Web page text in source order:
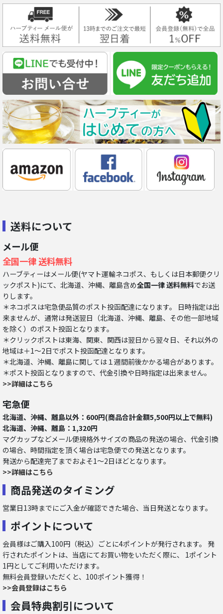
送料について
メール便
全国一律 送料無料
ハーブティーはメール便(ヤマト運輸ネコポス、もしくは日本郵便クリ
ックポスト)にて、北海道、沖縄、離島含め全国一律 送料無料でお送
りします。
＊ネコポスは宅急便品質のポスト投函配達になります。 日時指定は出
来ませんが、通常は発送翌日（北海道、沖縄、離島、その他一部地域
を除く）のポスト投函となります。
＊クリックポストは東海、関東、関西は翌日から翌々日、それ以外の
地域は＋1～2日でポスト投函配達となります。
＊北海道、沖縄、離島に関しては１週間前後かかる場合があります。
＊ポスト投函となりますので、代金引換や日時指定は出来ません。
>>詳細はこちら
宅急便
北海道、沖縄、離島以外：600円(商品合計金額5,500円以上で無料)
北海道、沖縄、離島：1,320円
マグカップなどメール便規格外サイズの商品の発送の場合、代金引換
の場合、時間指定を頂く場合は宅急便での発送となります。
発送から配達完了までおよそ1～2日ほどとなります。
>>詳細はこちら
商品発送のタイミング
営業日13時までにご入金が確認できた場合、当日発送となります。
ポイントについて
会員様はご購入100円（税込）ごとに4ポイントが発行されます。 発
行されたポイントは、当店にてお買い物をいただく際に、 1ポイント
1円としてご利用いただけます。
無料会員登録いただくと、100ポイント獲得！
>>会員登録はこちら
会員特典割引について